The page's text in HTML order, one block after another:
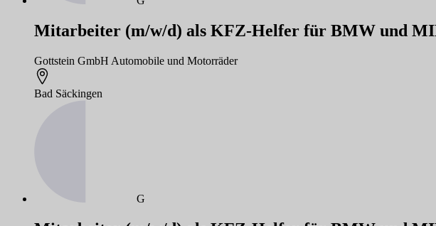
Mitarbeiter (m/w/d) als KFZ-Helfer für BMW und
Gottstein GmbH Automobile und Motorräder
Bad Säckingen
G